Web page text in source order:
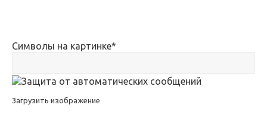
Символы на картинке*
Загрузить изображение